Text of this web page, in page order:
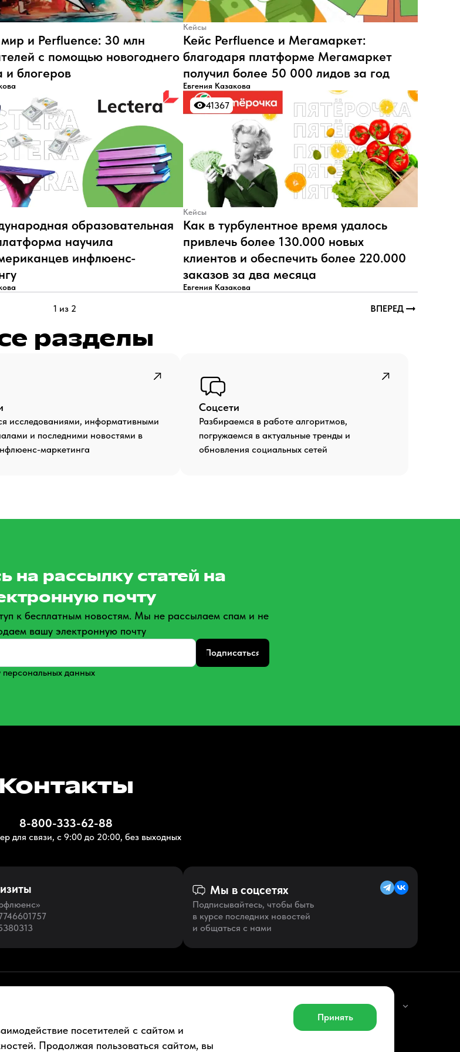
и Perfluence: 30 млн
с помощью новогоднего
и блогеров
Кейсы
Кейс Perfluence и Мегамаркет:
благодаря платформе Мегамаркет
получил более 50 000 лидов за год
Евгения Казакова
образовательная
научила
инфлюенс-
41367
41367
Кейсы
Как в турбулентное время удалось
привлечь более 130.000 новых
клиентов и обеспечить более 220.000
заказов за два месяца
Евгения Казакова
1 из 2 ВПЕРЕД
разделы
исследованиями, информативными
и последними новостями в
маркетинга
Соцсети
Разбираемся в работе алгоритмов,
погружаемся в актуальные тренды и
обновления социальных сетей
на рассылку статей на
почту
к бесплатным новостям. Мы не рассылаем спам и не
вашу электронную почту
Подписаться
данных
Контакты
8-800-333-62-88
для связи, с 9:00 до 20:00, без выходных
Мы в соцсетях
Подписывайтесь, чтобы быть
в курсе последних новостей
и общаться с нами
Русский (RU)
Пользовательское соглашение
посетителей с сайтом и
Продолжая пользоваться сайтом, вы
Принять